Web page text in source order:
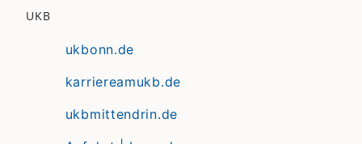
UKB
ukbonn.de
karriereamukb.de
ukbmittendrin.de